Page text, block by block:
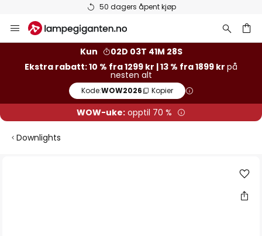
Varer på lager sendes raskt
Hopp
til
Kun
02D 03T 41M 28S
Ekstra rabatt: 10 % fra 1299 kr | 13 % fra 1899 kr på
nesten alt
Kode:WOW2026 Kopier
WOW-uke: opptil 70 %
Downlights